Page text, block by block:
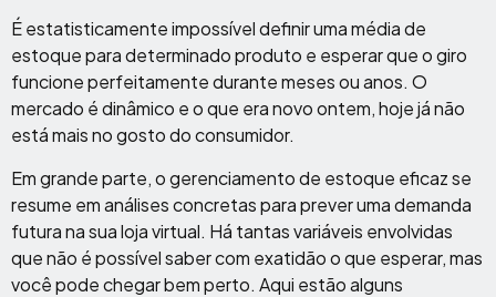
É estatisticamente impossível definir uma média de
estoque para determinado produto e esperar que o giro
funcione perfeitamente durante meses ou anos. O
mercado é dinâmico e o que era novo ontem, hoje já não
está mais no gosto do consumidor.
Em grande parte, o gerenciamento de estoque eficaz se
resume em análises concretas para prever uma demanda
futura na sua loja virtual. Há tantas variáveis ​​envolvidas
que não é possível saber com exatidão o que esperar, mas
você pode chegar bem perto. Aqui estão alguns